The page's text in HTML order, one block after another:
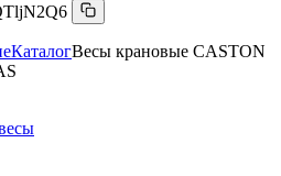
КаталогВесы крановые CASTON